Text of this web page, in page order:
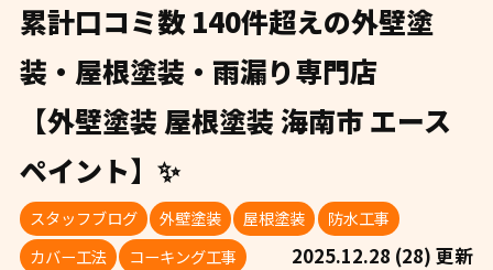
累計口コミ数 140件超えの外壁塗
装・屋根塗装・雨漏り専門店
【外壁塗装 屋根塗装 海南市 エース
ペイント】✨
スタッフブログ 外壁塗装 屋根塗装
防水工事
カバー工法
コーキング工事 2025.12.28 (28) 更新